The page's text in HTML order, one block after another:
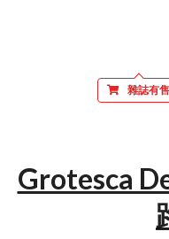
雜誌有售
Grotesca